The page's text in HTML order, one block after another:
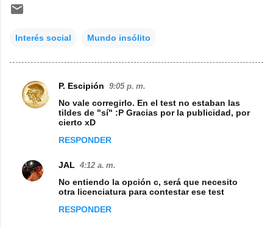
Interés social Mundo insólito
C
n
t
P. Escipión 9:05 p. m.
No vale corregirlo. En el test no estaban las
tildes de "sí" :P Gracias por la publicidad, por
cierto xD
RESPONDER
JAL 4:12 a. m.
No entiendo la opción c, será que necesito
otra licenciatura para contestar ese test
RESPONDER